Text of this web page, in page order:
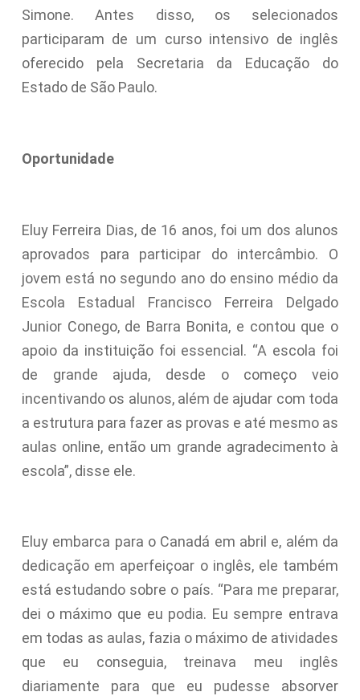
Simone. Antes disso, os selecionados
participaram de um curso intensivo de inglês
oferecido pela Secretaria da Educação do
Estado de São Paulo.
Oportunidade
Eluy Ferreira Dias, de 16 anos, foi um dos alunos
aprovados para participar do intercâmbio. O
jovem está no segundo ano do ensino médio da
Escola Estadual Francisco Ferreira Delgado
Junior Conego, de Barra Bonita, e contou que o
apoio da instituição foi essencial. “A escola foi
de grande ajuda, desde o começo veio
incentivando os alunos, além de ajudar com toda
a estrutura para fazer as provas e até mesmo as
aulas online, então um grande agradecimento à
escola”, disse ele.
Eluy embarca para o Canadá em abril e, além da
dedicação em aperfeiçoar o inglês, ele também
está estudando sobre o país. “Para me preparar,
dei o máximo que eu podia. Eu sempre entrava
em todas as aulas, fazia o máximo de atividades
que eu conseguia, treinava meu inglês
diariamente para que eu pudesse absorver